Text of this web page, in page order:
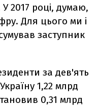
2017 році, думаю,
Для цього ми і
заступник
за дев'ять
1,22 млрд
0,31 млрд